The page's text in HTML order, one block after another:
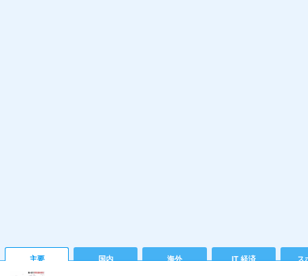
主要 国内 海外 IT 経済 ス